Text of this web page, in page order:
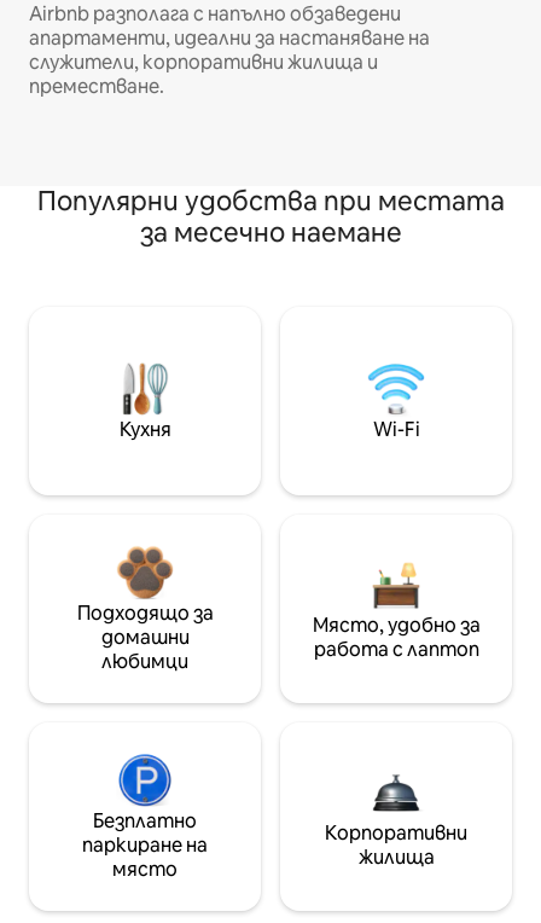
Airbnb разполага с напълно обзаведени
апартаменти, идеални за настаняване на
служители, корпоративни жилища и
преместване.
Популярни удобства при местата
за месечно наемане
Кухня Wi-Fi
Подходящо за
домашни
любимци
Място, удобно за
работа с лаптоп
Безплатно
паркиране на
място
Корпоративни
жилища